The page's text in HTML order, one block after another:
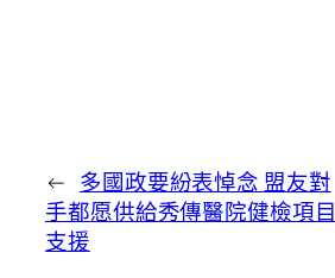
← 多國政要紛表悼念 盟友對
手都愿供給秀傳醫院健檢項目
支援